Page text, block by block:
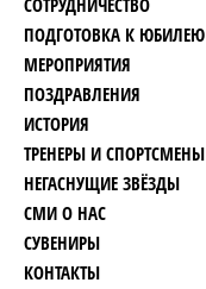
СОТРУДНИЧЕСТВО
ПОДГОТОВКА К ЮБИЛЕЮ
МЕРОПРИЯТИЯ
ПОЗДРАВЛЕНИЯ
ИСТОРИЯ
ТРЕНЕРЫ И СПОРТСМЕНЫ
НЕГАСНУЩИЕ ЗВЁЗДЫ
СМИ О НАС
СУВЕНИРЫ
КОНТАКТЫ